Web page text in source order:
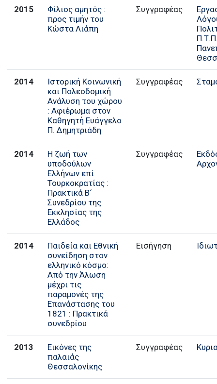
2015
Φίλιος αμητός :
προς τιμήν του
Κώστα Λιάπη
Συγγραφέας
2014
Ιστορική Κοινωνική
και Πολεοδομική
Ανάλυση του χώρου
: Αφιέρωμα στον
Καθηγητή Ευάγγελο
Π. Δημητριάδη
Συγγραφέας
2014
Η ζωή των
υποδούλων
Ελλήνων επί
Τουρκοκρατίας :
Πρακτικά Β´
Συνεδρίου της
Εκκλησίας της
Ελλάδος
Συγγραφέας
2014
Παιδεία και Εθνική
συνείδηση στον
ελληνικό κόσμο:
Από την Άλωση
μέχρι τις
παραμονές της
Επανάστασης του
1821 : Πρακτικά
συνεδρίου
Εισήγηση
2013
Εικόνες της
παλαιάς
Θεσσαλονίκης
Συγγραφέας